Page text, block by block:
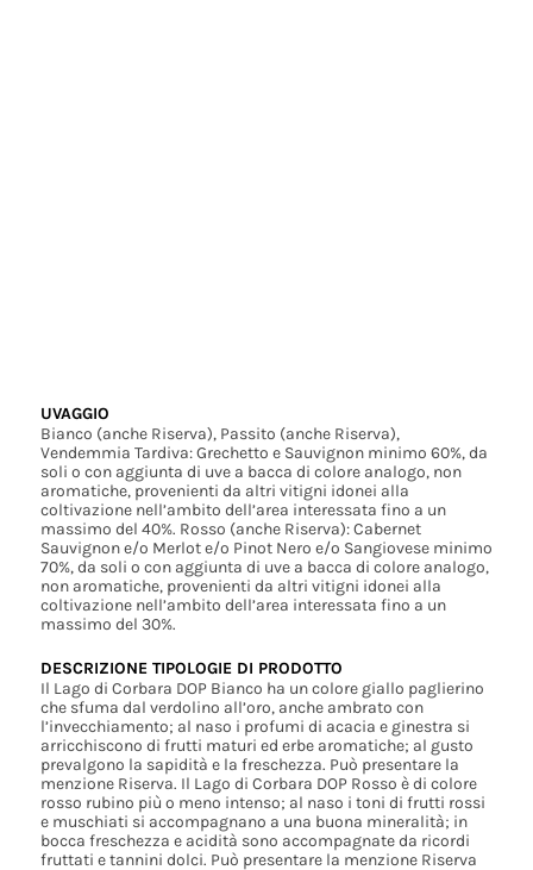
UVAGGIO
Bianco (anche Riserva), Passito (anche Riserva),
Vendemmia Tardiva: Grechetto e Sauvignon minimo 60%, da
soli o con aggiunta di uve a bacca di colore analogo, non
aromatiche, provenienti da altri vitigni idonei alla
coltivazione nell’ambito dell’area interessata fino a un
massimo del 40%. Rosso (anche Riserva): Cabernet
Sauvignon e/o Merlot e/o Pinot Nero e/o Sangiovese minimo
70%, da soli o con aggiunta di uve a bacca di colore analogo,
non aromatiche, provenienti da altri vitigni idonei alla
coltivazione nell’ambito dell’area interessata fino a un
massimo del 30%.
DESCRIZIONE TIPOLOGIE DI PRODOTTO
Il Lago di Corbara DOP Bianco ha un colore giallo paglierino
che sfuma dal verdolino all’oro, anche ambrato con
l’invecchiamento; al naso i profumi di acacia e ginestra si
arricchiscono di frutti maturi ed erbe aromatiche; al gusto
prevalgono la sapidità e la freschezza. Può presentare la
menzione Riserva. Il Lago di Corbara DOP Rosso è di colore
rosso rubino più o meno intenso; al naso i toni di frutti rossi
e muschiati si accompagnano a una buona mineralità; in
bocca freschezza e acidità sono accompagnate da ricordi
fruttati e tannini dolci. Può presentare la menzione Riserva